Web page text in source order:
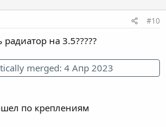
#10
на 3.5?????
merged: 4 Апр 2023
по креплениям